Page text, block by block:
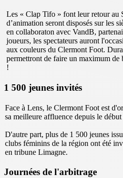
Les « Clap Tifo » font leur retour au
d’animation seront disposés sur les
en collaboraton avec VandB,
joueurs, les spectateurs auront
aux couleurs du Clermont Foot.
permettront de faire un maximum
!
1 500 jeunes invités
Face à Lens, le Clermont Foot est
sa meilleure affluence depuis le début
D'autre part, plus de 1 500 jeunes
clubs féminins de la région ont été
en tribune Limagne.
Journées de l'arbitrage